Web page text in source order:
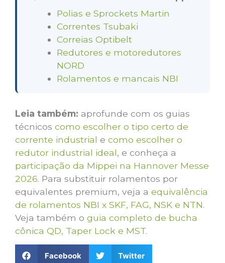
Polias e Sprockets Martin
Correntes Tsubaki
Correias Optibelt
Redutores e motoredutores
NORD
Rolamentos e mancais NBI
Leia também: aprofunde com os guias
técnicos como escolher o tipo certo de
corrente industrial e como escolher o
redutor industrial ideal, e conheça a
participação da Mippei na Hannover Messe
2026. Para substituir rolamentos por
equivalentes premium, veja a equivalência
de rolamentos NBI x SKF, FAG, NSK e NTN.
Veja também o guia completo de bucha
cônica QD, Taper Lock e MST.
Facebook Twitter